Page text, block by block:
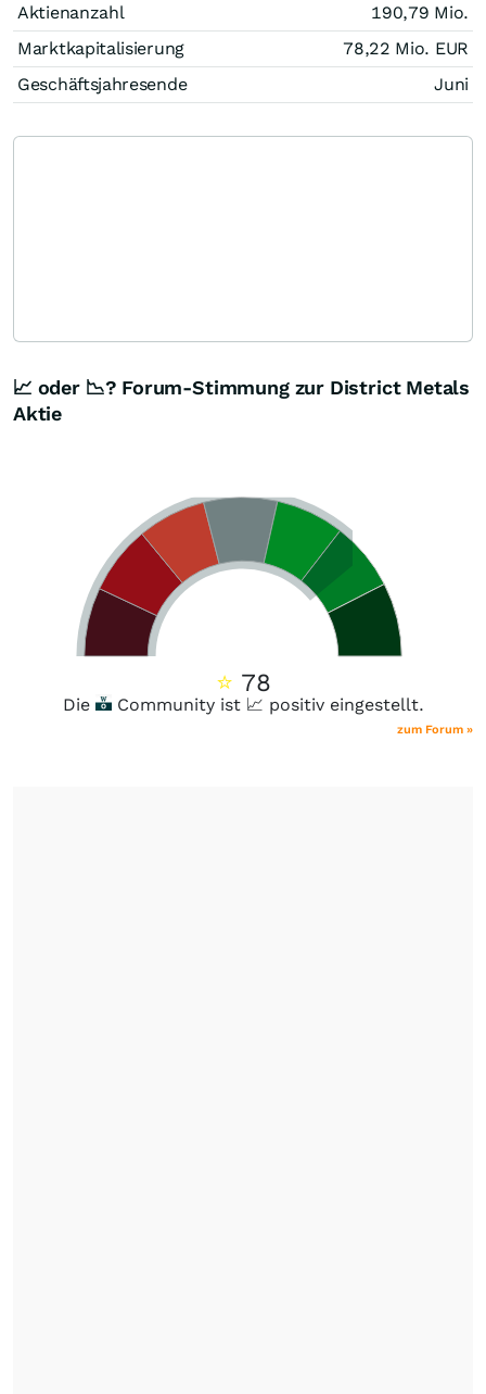
Aktienanzahl
190,79 Mio.
Marktkapitalisierung
78,22 Mio. EUR
Geschäftsjahresende
Juni
📈 oder 📉? Forum-Stimmung zur District Metals
Aktie
⭐ 78
Die Community ist 📈 positiv eingestellt.
zum Forum »